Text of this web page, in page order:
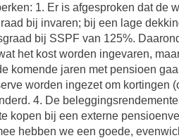
1. Er is afgesproken dat
bij invaren; bij een lage
bij SSPF van 125%.
het kost worden ingevaren,
komende jaren met pensioen
worden ingezet om
4. De
kopen bij een externe
hebben we een goede,